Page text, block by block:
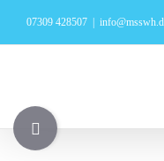
Inhalt
07309 428507
Toggle
Sliding